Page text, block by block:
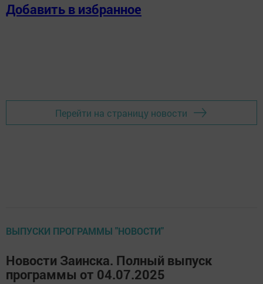
Добавить в избранное
Перейти на страницу новости
ВЫПУСКИ ПРОГРАММЫ "НОВОСТИ"
Новости Заинска. Полный выпуск
программы от 04.07.2025